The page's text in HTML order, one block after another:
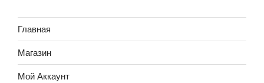
Главная
Магазин
Мой Аккаунт